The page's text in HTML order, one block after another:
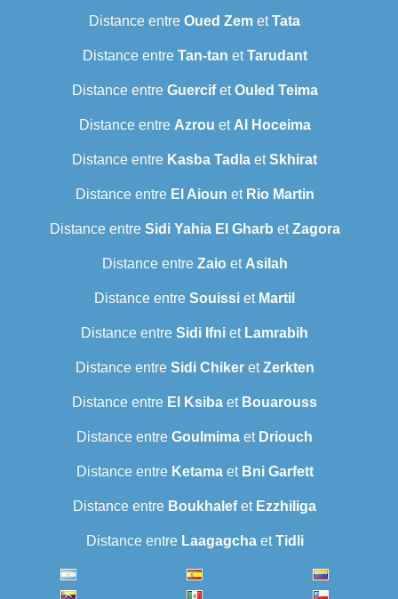
Distance entre Oued Zem etTata
Distance entre Tan-tan etTarudant
Distance entre GuercifetOuled Teima
Distance entre Azrou et Al Hoceima
Distance entre Kasba Tadla etSkhirat
Distance entre El Aioun et Rio Martin
Distance entre Sidi Yahia El Gharb etZagora
Distance entre Zaio et Asilah
Distance entre Souissi et Martil
Distance entre Sidi Ifni et Lamrabih
Distance entre Sidi ChikeretZerkten
Distance entre El Ksiba et Bouarouss
Distance entre Goulmima et Driouch
Distance entre Ketamaet Bni Garfett
Distance entre Boukhalefet Ezzhiliga
Distance entre LaagagchaetTidli